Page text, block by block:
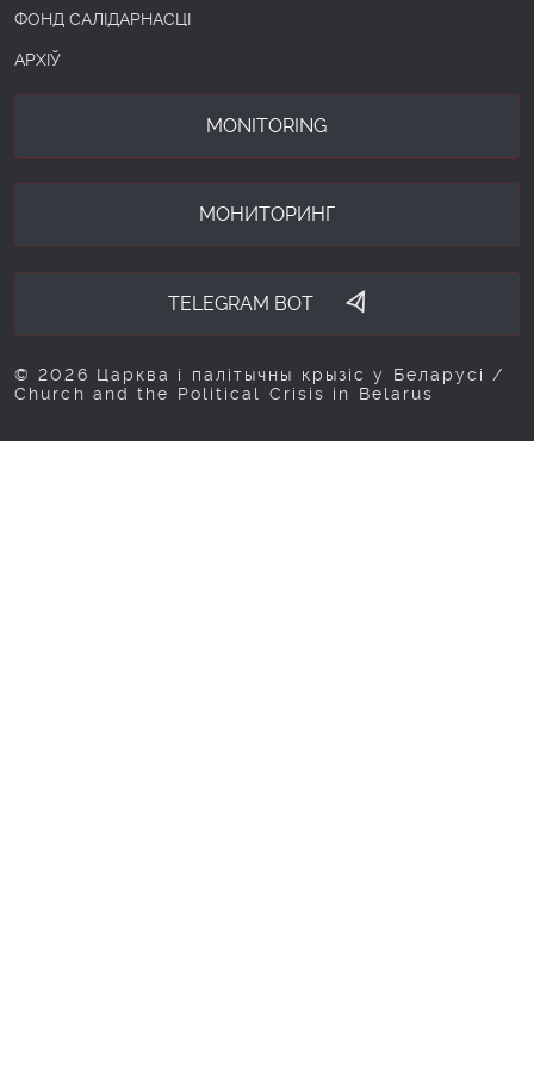
ФОНД САЛІДАРНАСЦІ
АРХІЎ
MONITORING
МОНИТОРИНГ
TELEGRAM BOT
© 2026 Царква і палітычны крызіс у Беларусі /
Church and the Political Crisis in Belarus